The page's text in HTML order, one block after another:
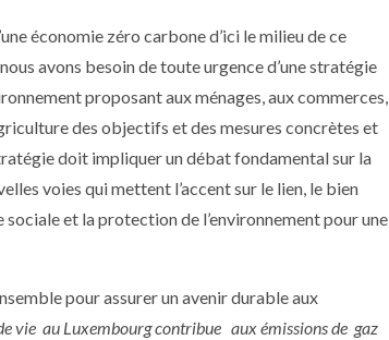
économie zéro carbone d’ici le milieu de ce
avons besoin de toute urgence d’une stratégie
proposant aux ménages, aux commerces,
des objectifs et des mesures concrètes et
doit impliquer un débat fondamental sur la
voies qui mettent l’accent sur le lien, le bien
et la protection de l’environnement pour une
pour assurer un avenir durable aux
vie au Luxembourg contribue aux émissions de gaz